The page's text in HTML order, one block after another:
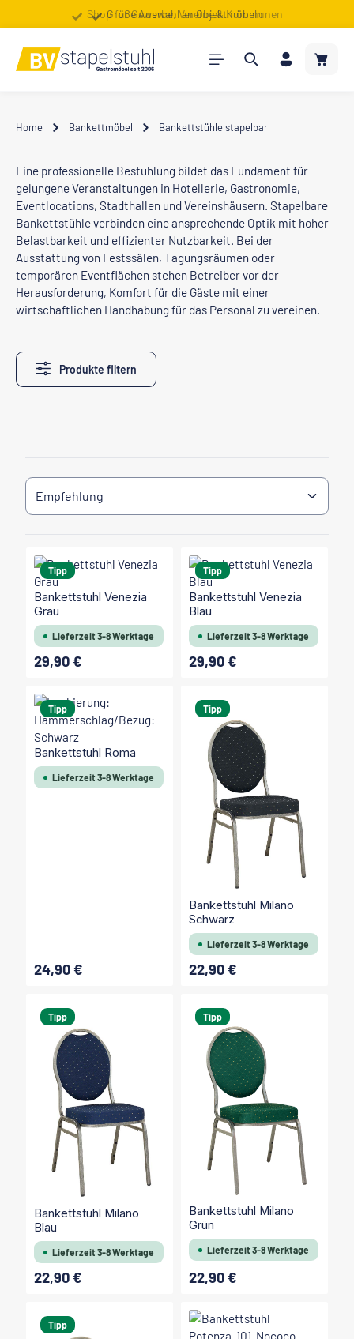
Zum Hauptinhalt springenGroße Auswahl an Objektmöbeln
Shop für Gewerbe, Vereine & Kommunen
Home Bankettmöbel Bankettstühle stapelbar
Eine professionelle Bestuhlung bildet das Fundament für
gelungene Veranstaltungen in Hotellerie, Gastronomie,
Eventlocations, Stadthallen und Vereinshäusern. Stapelbare
Bankettstühle verbinden eine ansprechende Optik mit hoher
Belastbarkeit und effizienter Nutzbarkeit. Bei der
Ausstattung von Festssälen, Tagungsräumen oder
temporären Eventflächen stehen Betreiber vor der
Herausforderung, Komfort für die Gäste mit einer
wirtschaftlichen Handhabung für das Personal zu vereinen.
Produkte filtern
Tipp
Bankettstuhl Venezia
Grau
Lieferzeit 3-8 Werktage
Regulärer Preis:
29,90 €
Tipp
Bankettstuhl Venezia
Blau
Lieferzeit 3-8 Werktage
Regulärer Preis:
29,90 €
Tipp
Bankettstuhl Roma
Lieferzeit 3-8 Werktage
Regulärer Preis:
24,90 €
Tipp
Bankettstuhl Milano
Schwarz
Lieferzeit 3-8 Werktage
Regulärer Preis:
22,90 €
Tipp
Bankettstuhl Milano
Blau
Lieferzeit 3-8 Werktage
Regulärer Preis:
22,90 €
Tipp
Bankettstuhl Milano
Grün
Lieferzeit 3-8 Werktage
Regulärer Preis:
22,90 €
Tipp